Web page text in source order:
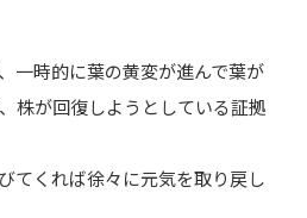
一時的に葉の黄変が進んで葉が
株が回復しようとしている証拠
てくれば徐々に元気を取り戻し